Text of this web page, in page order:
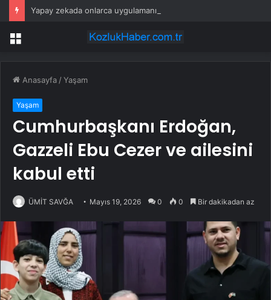
Menü
Anasayfa /Yaşam
Yaşam
Cumhurbaşkanı Erdoğan,
Gazzeli Ebu Cezer ve ailesini
kabul etti
ÜMİT SAVĞA Mayıs 19, 2026 0 0 Bir dakikadan az